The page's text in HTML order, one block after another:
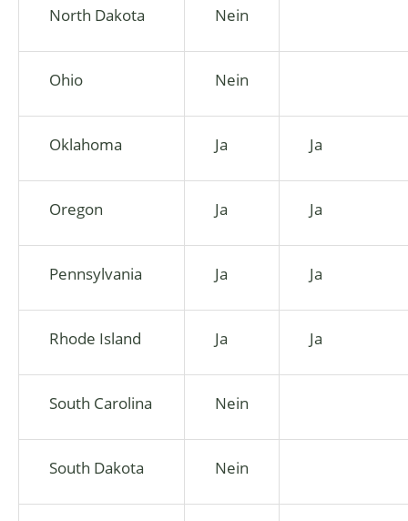
North Dakota Nein
Ohio Nein
Oklahoma Ja Ja
Oregon Ja Ja
Pennsylvania Ja Ja
Rhode Island Ja Ja
South Carolina Nein
South Dakota Nein